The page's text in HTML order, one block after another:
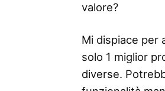
valore?
Mi dispiace per
solo 1 miglior
diverse.